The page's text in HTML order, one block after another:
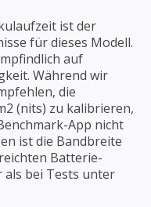
ist der
für dieses Modell.
auf
Während wir
die
(nits) zu kalibrieren,
App nicht
ist die Bandbreite
Batterie-
als bei Tests unter